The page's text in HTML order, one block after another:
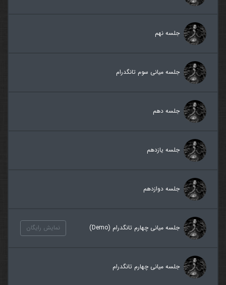
جلسه نهم
جلسه میانی سوم تانگدرام
جلسه دهم
جلسه یازدهم
جلسه دوازدهم
جلسه میانی چهارم تانگدرام (Demo) نمایش رایگان
جلسه میانی چهارم تانگدرام